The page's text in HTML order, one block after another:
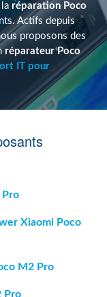
réparation Poco
Actifs depuis
proposons des
réparateur Poco
IT pour
Pro
Xiaomi Poco
M2 Pro
Pro